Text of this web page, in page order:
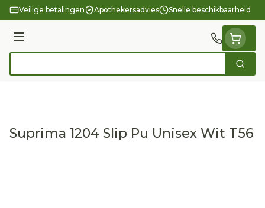
Ga naar de inhoud
Veilige betalingen Apothekersadvies Snelle beschikbaarheid
Menu
Zoek
Suprima 1204 Slip Pu Unisex Wit T56